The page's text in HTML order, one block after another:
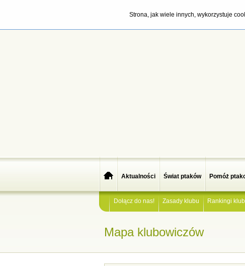
Strona, jak wiele innych, wykorzystuje
Aktualności Świat ptaków Pomóż
Dołącz do nas! Zasady klubu Rankingi
Mapa klubowiczów